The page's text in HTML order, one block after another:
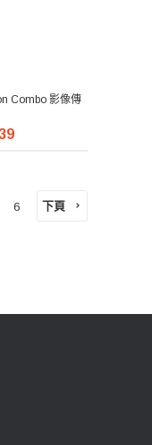
Combo 影像傳
6 下頁